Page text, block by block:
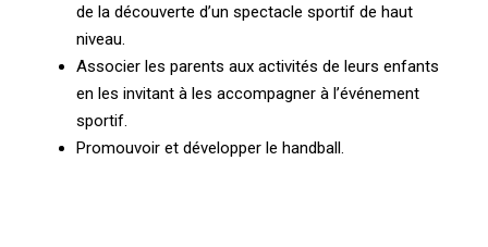
de la découverte d’un spectacle sportif de haut
niveau.
Associer les parents aux activités de leurs enfants
en les invitant à les accompagner à l’événement
sportif.
Promouvoir et développer le handball.